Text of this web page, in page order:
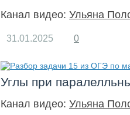
Канал видео: Ульяна
31.01.2025 0
Углы при
Канал видео: Ульяна